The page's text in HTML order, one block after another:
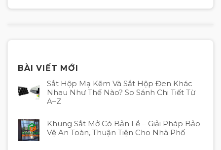
BÀI VIẾT MỚI
Sắt Hộp Mạ Kẽm Và Sắt Hộp Đen Khác
Nhau Như Thế Nào? So Sánh Chi Tiết Từ
A–Z
Khung Sắt Mở Có Bản Lề – Giải Pháp Bảo
Vệ An Toàn, Thuận Tiện Cho Nhà Phố